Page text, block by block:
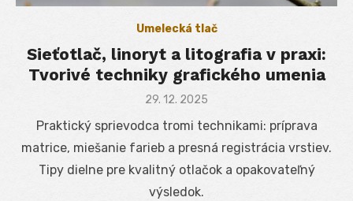
Umelecká tlač
Sieťotlač, linoryt a litografia v praxi:
Tvorivé techniky grafického umenia
Posted
29. 12. 2025
Praktický sprievodca tromi technikami: príprava
matrice, miešanie farieb a presná registrácia vrstiev.
Tipy dielne pre kvalitný otlačok a opakovateľný
výsledok.